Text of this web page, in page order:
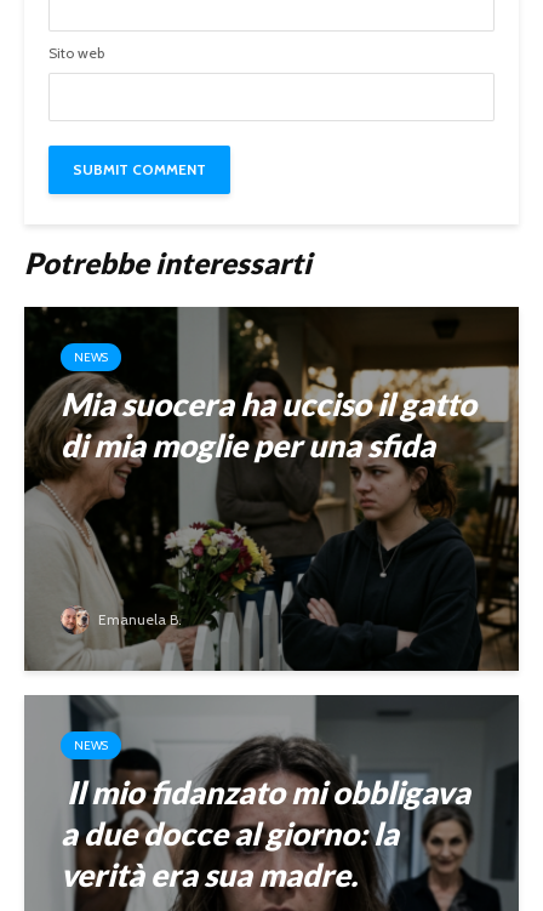
Sito web
Potrebbe interessarti
NEWS
Mia suocera ha ucciso il gatto
di mia moglie per una sfida
Emanuela B.
NEWS
Il mio fidanzato mi obbligava
a due docce al giorno: la
verità era sua madre.